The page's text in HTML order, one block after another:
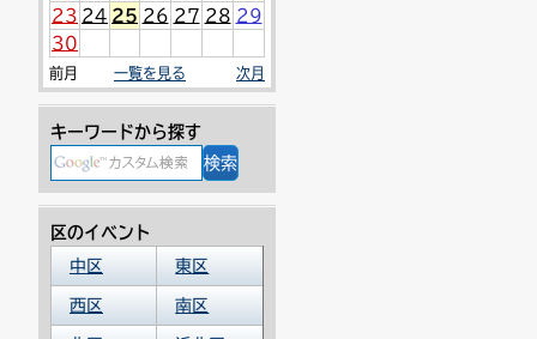
23 24 25 26 27 28 29
30
前月 一覧を見る 次月
キーワードから探す
区のイベント
中区
東区
西区 南区